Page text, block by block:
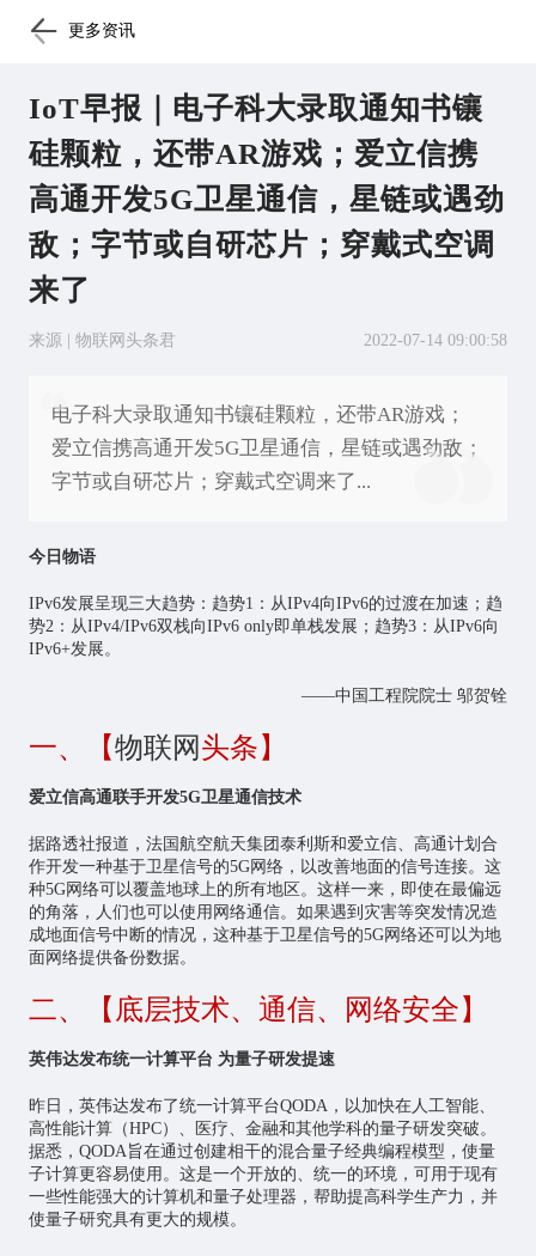
更多资讯
IoT早报｜电子科大录取通知书镶
硅颗粒，还带AR游戏；爱立信携
高通开发5G卫星通信，星链或遇劲
敌；字节或自研芯片；穿戴式空调
来了
来源 | 物联网头条君 2022-07-14 09:00:58
电子科大录取通知书镶硅颗粒，还带AR游戏；
爱立信携高通开发5G卫星通信，星链或遇劲敌；
字节或自研芯片；穿戴式空调来了...
今日物语
IPv6发展呈现三大趋势：趋势1：从IPv4向IPv6的过渡在加速；趋
势2：从IPv4/IPv6双栈向IPv6 only即单栈发展；趋势3：从IPv6向
IPv6+发展。
——中国工程院院士 邬贺铨
一、【物联网头条】
爱立信高通联手开发5G卫星通信技术
据路透社报道，法国航空航天集团泰利斯和爱立信、高通计划合
作开发一种基于卫星信号的5G网络，以改善地面的信号连接。这
种5G网络可以覆盖地球上的所有地区。这样一来，即使在最偏远
的角落，人们也可以使用网络通信。如果遇到灾害等突发情况造
成地面信号中断的情况，这种基于卫星信号的5G网络还可以为地
面网络提供备份数据。
二、【底层技术、通信、网络安全】
英伟达发布统一计算平台 为量子研发提速
昨日，英伟达发布了统一计算平台QODA，以加快在人工智能、
高性能计算（HPC）、医疗、金融和其他学科的量子研发突破。
据悉，QODA旨在通过创建相干的混合量子经典编程模型，使量
子计算更容易使用。这是一个开放的、统一的环境，可用于现有
一些性能强大的计算机和量子处理器，帮助提高科学生产力，并
使量子研究具有更大的规模。